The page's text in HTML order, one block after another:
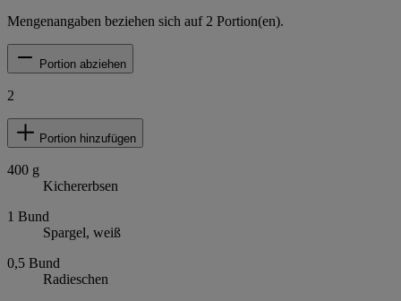
Mengenangaben beziehen sich auf 2 Portion(en).
Portion abziehen
2
Portion hinzufügen
400 g
Kichererbsen
1 Bund
Spargel, weiß
0,5 Bund
Radieschen